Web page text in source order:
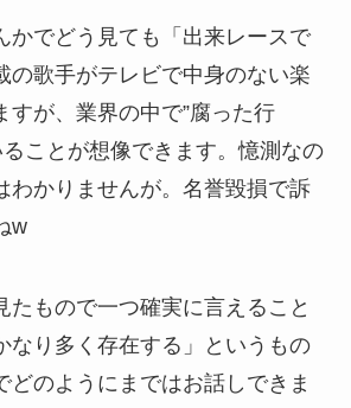
かでどう見ても「出来レースで
の歌手がテレビで中身のない楽
すが、業界の中で”腐った行
ことが想像できます。憶測なの
わかりませんが。名誉毀損で訴
w
たもので一つ確実に言えること
なり多く存在する」というもの
どのようにまではお話しできま